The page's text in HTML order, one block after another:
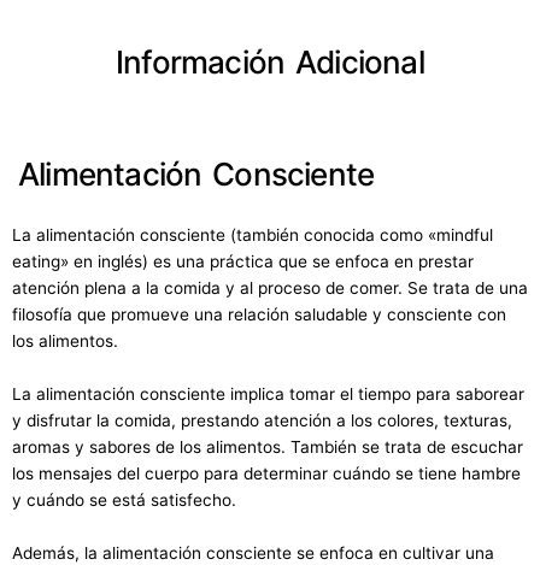
Información Adicional
Alimentación Consciente
La alimentación consciente (también conocida como «mindful
eating» en inglés) es una práctica que se enfoca en prestar
atención plena a la comida y al proceso de comer. Se trata de una
filosofía que promueve una relación saludable y consciente con
los alimentos.
La alimentación consciente implica tomar el tiempo para saborear
y disfrutar la comida, prestando atención a los colores, texturas,
aromas y sabores de los alimentos. También se trata de escuchar
los mensajes del cuerpo para determinar cuándo se tiene hambre
y cuándo se está satisfecho.
Además, la alimentación consciente se enfoca en cultivar una